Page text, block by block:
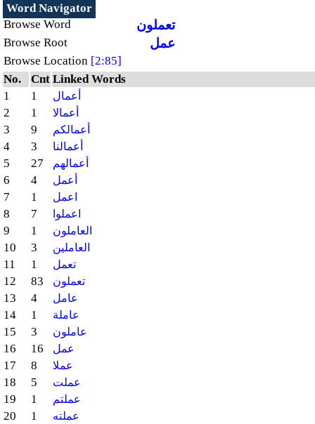
Word Navigator
Browse Word
تعملون
Browse Root عمل
Browse Location [2:85]
No.
Cnt Linked Words
1
1 أعمال
2 1 أعمالا
3 9 أعمالكم
4 3 أعمالنا
5 27 أعمالهم
6 4 أعمل
7 1 اعمل
8 7 اعملوا
9 1 العاملون
10 3 العاملين
11 1 تعمل
12 83 تعملون
13 4 عامل
14 1 عاملة
15 3 عاملون
16 16 عمل
17 8 عملا
18 5 عملت
19 1 عملتم
20 1 عملته